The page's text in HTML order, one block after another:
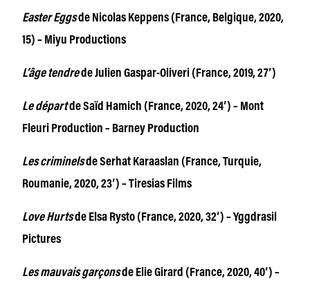
Easter Eggsde Nicolas Keppens (France, Belgique, 2020,
15) – Miyu Productions
L’âge tendrede Julien Gaspar-Oliveri (France, 2019, 27′)
Le départde Saïd Hamich (France, 2020, 24′) – Mont
Fleuri Production – Barney Production
Les criminelsde Serhat Karaaslan (France, Turquie,
Roumanie, 2020, 23′) – Tiresias Films
Love Hurtsde Elsa Rysto (France, 2020, 32′) – Yggdrasil
Pictures
Les mauvais garçonsde Elie Girard (France, 2020, 40′) –